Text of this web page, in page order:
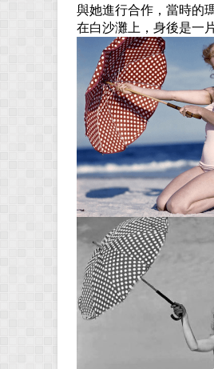
與她進行合作，當時的
在白沙灘上，身後是一